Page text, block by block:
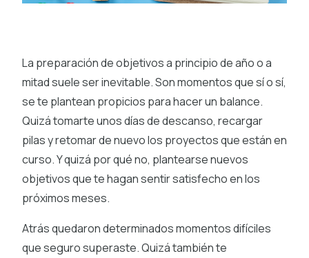
La preparación de objetivos a principio de año o a
mitad suele ser inevitable. Son momentos que sí o sí,
se te plantean propicios para hacer un balance.
Quizá tomarte unos días de descanso, recargar
pilas y retomar de nuevo los proyectos que están en
curso. Y quizá por qué no, plantearse nuevos
objetivos que te hagan sentir satisfecho en los
próximos meses.
Atrás quedaron determinados momentos difíciles
que seguro superaste. Quizá también te